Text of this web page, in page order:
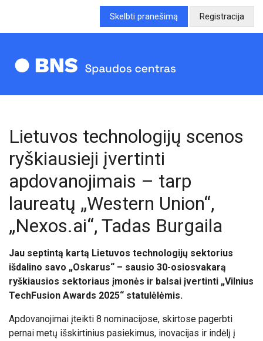
Skelbti pranešimą Registracija
Lietuvos technologijų scenos
ryškiausieji įvertinti
apdovanojimais – tarp
laureatų „Western Union“,
„Nexos.ai“, Tadas Burgaila
Jau septintą kartą Lietuvos technologijų sektorius
išdalino savo „Oskarus“ – sausio 30-osiosvakarą
ryškiausios sektoriaus įmonės ir balsai įvertinti „Vilnius
TechFusion Awards 2025“ statulėlėmis.
Apdovanojimai įteikti 8 nominacijose, skirtose pagerbti
pernai metų išskirtinius pasiekimus, inovacijas ir indėlį į